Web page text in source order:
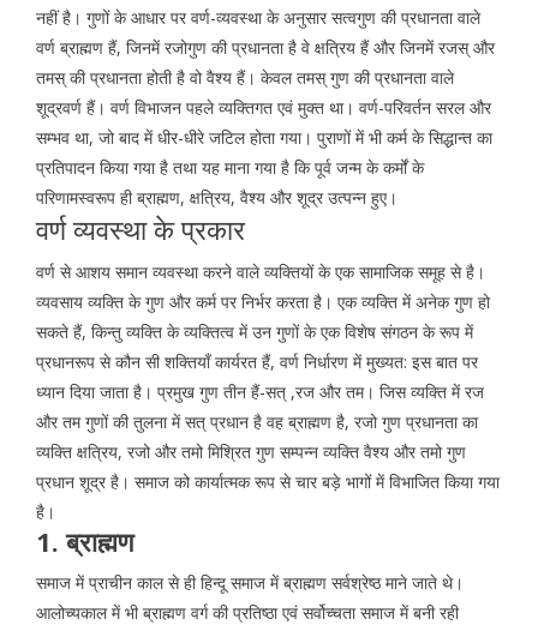
नहीं है। गुणों के आधार पर वर्ण-व्यवस्था के अनुसार सत्वगुण की प्रधानता वाले
वर्ण ब्राह्मण हैं, जिनमें रजोगुण की प्रधानता है वे क्षत्रिय हैं और जिनमें रजस् और
तमस् की प्रधानता होती है वो वैश्य हैं। केवल तमस् गुण की प्रधानता वाले
शूद्रवर्ण हैं। वर्ण विभाजन पहले व्यक्तिगत एवं मुक्त था। वर्ण-परिवर्तन सरल और
सम्भव था, जो बाद में धीर-धीरे जटिल होता गया। पुराणों में भी कर्म के सिद्धान्त का
प्रतिपादन किया गया है तथा यह माना गया है कि पूर्व जन्म के कर्मों के
परिणामस्वरूप ही ब्राह्मण, क्षत्रिय, वैश्य और शूद्र उत्पन्न हुए।
वर्ण व्यवस्था के प्रकार
वर्ण से आशय समान व्यवस्था करने वाले व्यक्तियों के एक सामाजिक समूह से है।
व्यवसाय व्यक्ति के गुण और कर्म पर निर्भर करता है। एक व्यक्ति में अनेक गुण हो
सकते हैं, किन्तु व्यक्ति के व्यक्तित्व में उन गुणों के एक विशेष संगठन के रूप में
प्रधानरूप से कौन सी शक्तियाँ कार्यरत हैं, वर्ण निर्धारण में मुख्यत: इस बात पर
ध्यान दिया जाता है। प्रमुख गुण तीन हैं-सत् ,रज और तम। जिस व्यक्ति में रज
और तम गुणों की तुलना में सत् प्रधान है वह ब्राह्मण है, रजो गुण प्रधानता का
व्यक्ति क्षत्रिय, रजो और तमो मिश्रित गुण सम्पन्न व्यक्ति वैश्य और तमो गुण
प्रधान शूद्र है। समाज को कार्यात्मक रूप से चार बड़े भागों में विभाजित किया गया
है।
1. ब्राह्मण
समाज में प्राचीन काल से ही हिन्दू समाज में ब्राह्मण सर्वश्रेष्ठ माने जाते थे।
आलोच्यकाल में भी ब्राह्मण वर्ग की प्रतिष्ठा एवं सर्वोच्चता समाज में बनी रही